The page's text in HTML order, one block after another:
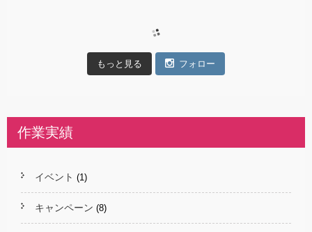
もっと見る フォロー
作業実績
イベント (1)
キャンペーン (8)